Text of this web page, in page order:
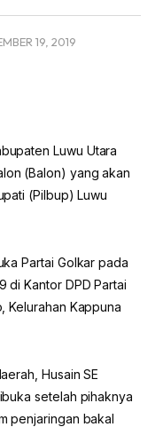
19, 2019
Luwu Utara
(Balon) yang akan
(Pilbup) Luwu
Partai Golkar pada
di Kantor DPD Partai
Kelurahan Kappuna
Husain SE
setelah pihaknya
penjaringan bakal